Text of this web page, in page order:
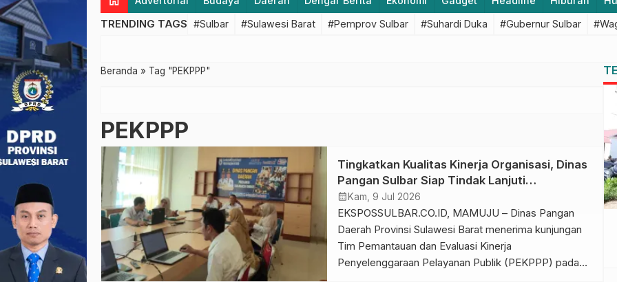
TRENDING TAGS #Sulbar #Sulawesi Barat #Pemprov Sulbar #Suhardi Duka #Gubernur Sulbar
Beranda » Tag "PEKPPP"
PEKPPP
Tingkatkan Kualitas Kinerja Organisasi, Dinas
Pangan Sulbar Siap Tindak Lanjuti
Rekomendasi Tim PEKPPP
calendar_month Kam, 9 Jul 2026
EKSPOSSULBAR.CO.ID, MAMUJU – Dinas Pangan
Daerah Provinsi Sulawesi Barat menerima kunjungan
Tim Pemantauan dan Evaluasi Kinerja
Penyelenggaraan Pelayanan Publik (PEKPPP) pada